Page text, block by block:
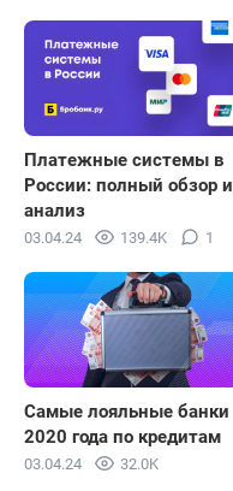
Платежные системы в
России: полный обзор и
анализ
03.04.24 139.4K 1
Самые лояльные банки
2020 года по кредитам
03.04.24 32.0K